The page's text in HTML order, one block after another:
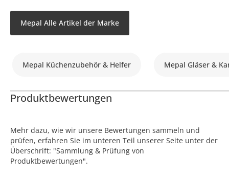
Mepal Alle Artikel der Marke
Mepal Küchenzubehör & Helfer Mepal Gläser &
Produktbewertungen
Mehr dazu, wie wir unsere Bewertungen sammeln und
prüfen, erfahren Sie im unteren Teil unserer Seite unter der
Überschrift: "Sammlung & Prüfung von
Produktbewertungen".